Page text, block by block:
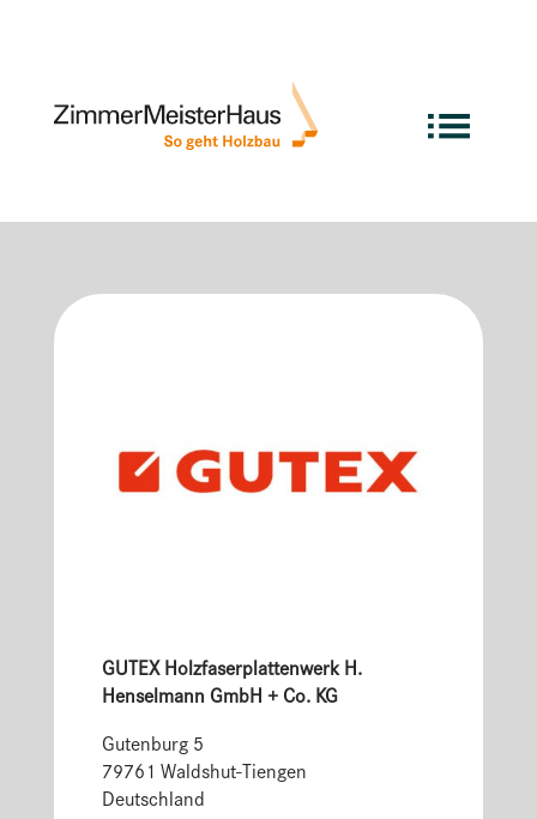
Exzellente Marktpartner
im ZMH Netzwerk
GUTEX Holzfaserplattenwerk H.
Henselmann GmbH + Co. KG
Gutenburg 5
79761 Waldshut-Tiengen
Deutschland